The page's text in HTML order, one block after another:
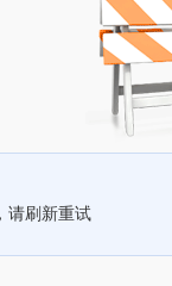
请刷新重试